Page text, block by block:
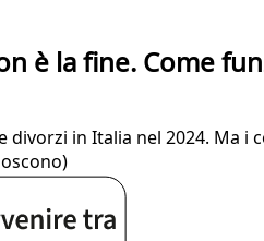
è la fine. Come
divorzi in Italia nel 2024. Ma